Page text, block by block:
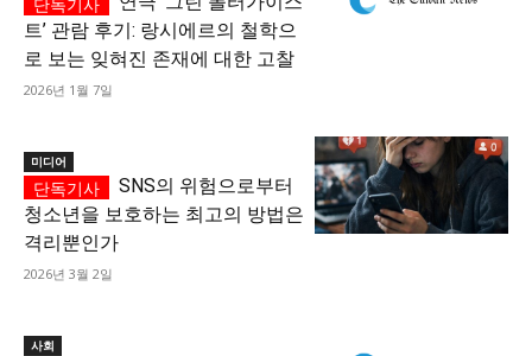
트’ 관람 후기: 랑시에르의 철학으
로 보는 잊혀진 존재에 대한 고찰
2026년 1월 7일
미디어
SNS의 위험으로부터
청소년을 보호하는 최고의 방법은
격리뿐인가
2026년 3월 2일
사회